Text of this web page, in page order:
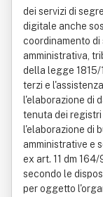
dei servizi di
digitale anche
coordinamento di
amministrativa,
della legge 1815/
terzi e
l'elaborazione di
tenuta dei registri
l'elaborazione di
amministrative e
ex art. 11 dm
secondo le
per oggetto